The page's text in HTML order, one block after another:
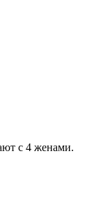
с 4 женами.